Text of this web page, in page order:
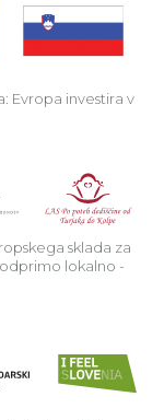
Evropa investira v
sklada za
lokalno -